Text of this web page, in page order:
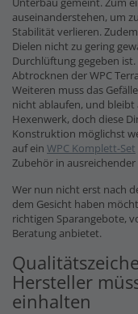
auseinanderstehen, um
Stabilität verlieren.
Dielen nicht zu gering
Durchlüftung gegeben
Abtrocknen der WPC
Weiteren muss das
nicht ablaufen, und bleibt
Hexenwerk, doch diese
Konstruktion möglichst
auf ein WPC Komplett-Set
Zubehör in
Wer nun nicht erst nach
dem Gesicht haben
richtigen Sparangebote,
Beratung anbietet.
Hersteller
einhalten